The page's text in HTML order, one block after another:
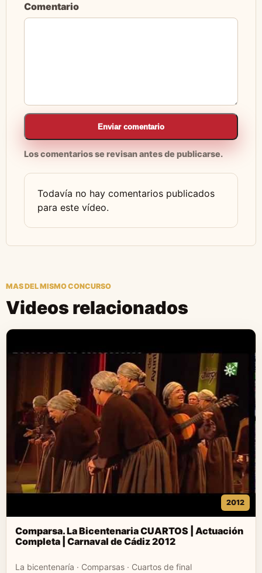
Comentario
Enviar comentario
Los comentarios se revisan antes de publicarse.
Todavía no hay comentarios publicados
para este vídeo.
MAS DEL MISMO CONCURSO
Videos relacionados
2012
Comparsa. La Bicentenaria CUARTOS | Actuación
Completa | Carnaval de Cádiz 2012
La bicentenaría · Comparsas · Cuartos de final